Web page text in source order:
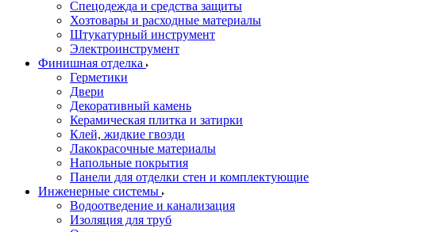
Спецодежда и средства защиты
Хозтовары и расходные материалы
Штукатурный инструмент
Электроинструмент
Финишная отделка
Герметики
Двери
Декоративный камень
Керамическая плитка и затирки
Клей, жидкие гвозди
Лакокрасочные материалы
Напольные покрытия
Панели для отделки стен и комплектующие
Инженерные системы
Водоотведение и канализация
Изоляция для труб